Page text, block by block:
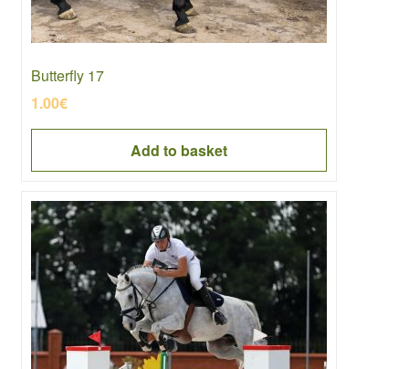
Butterfly 17
1.00€
Add to basket